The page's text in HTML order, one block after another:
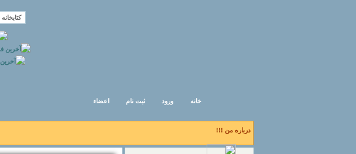
کتابخانه
اعضاء ثبت نام ورود خانه
درباره من !!!